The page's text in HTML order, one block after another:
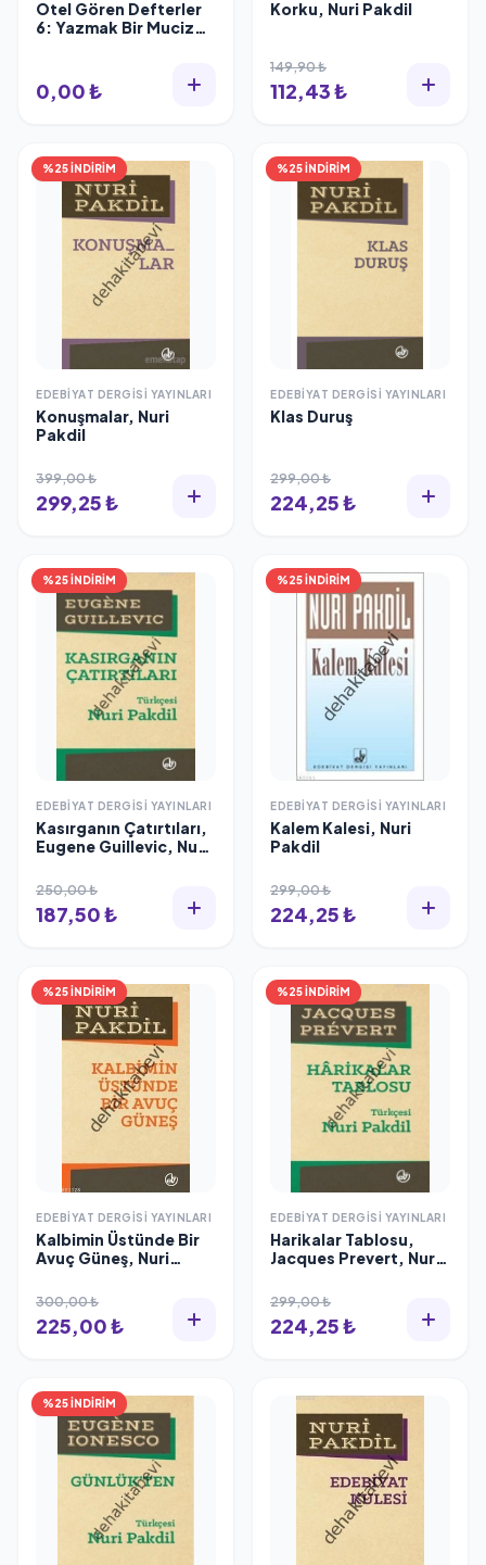
Otel Gören Defterler
6: Yazmak Bir Mucize,
0,00 ₺
Korku, Nuri Pakdil
149,90 ₺
112,43 ₺
%25 İNDİRİM
EDEBIYAT DERGISI YAYINLARI
Konuşmalar, Nuri
Pakdil
399,00 ₺
299,25 ₺
%25 İNDİRİM
EDEBIYAT DERGISI YAYINLARI
Klas Duruş
299,00 ₺
224,25 ₺
%25 İNDİRİM
EDEBIYAT DERGISI YAYINLARI
Kasırganın Çatırtıları,
Eugene Guillevic, Nuri
250,00 ₺
187,50 ₺
%25 İNDİRİM
EDEBIYAT DERGISI YAYINLARI
Kalem Kalesi, Nuri
Pakdil
299,00 ₺
224,25 ₺
%25 İNDİRİM
EDEBIYAT DERGISI YAYINLARI
Kalbimin Üstünde Bir
Avuç Güneş, Nuri
300,00 ₺
225,00 ₺
%25 İNDİRİM
EDEBIYAT DERGISI YAYINLARI
Harikalar Tablosu,
Jacques Prevert, Nuri
299,00 ₺
224,25 ₺
%25 İNDİRİM